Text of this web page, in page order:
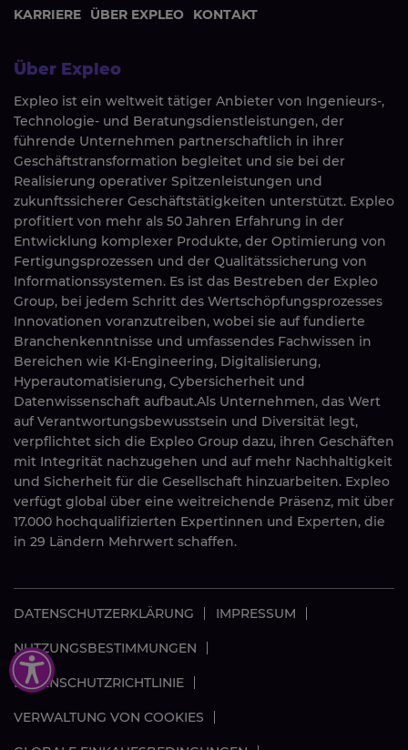
KARRIERE
ÜBER EXPLEO KONTAKT
Über Expleo
Expleo ist ein weltweit tätiger Anbieter von Ingenieurs-,
Technologie- und Beratungsdienstleistungen, der
führende Unternehmen partnerschaftlich in ihrer
Geschäftstransformation begleitet und sie bei der
Realisierung operativer Spitzenleistungen und
zukunftssicherer Geschäftstätigkeiten unterstützt. Expleo
profitiert von mehr als 50 Jahren Erfahrung in der
Entwicklung komplexer Produkte, der Optimierung von
Fertigungsprozessen und der Qualitätssicherung von
Informationssystemen. Es ist das Bestreben der Expleo
Group, bei jedem Schritt des Wertschöpfungsprozesses
Innovationen voranzutreiben, wobei sie auf fundierte
Branchenkenntnisse und umfassendes Fachwissen in
Bereichen wie KI-Engineering, Digitalisierung,
Hyperautomatisierung, Cybersicherheit und
Datenwissenschaft aufbaut.Als Unternehmen, das Wert
auf Verantwortungsbewusstsein und Diversität legt,
verpflichtet sich die Expleo Group dazu, ihren Geschäften
mit Integrität nachzugehen und auf mehr Nachhaltigkeit
und Sicherheit für die Gesellschaft hinzuarbeiten. Expleo
verfügt global über eine weitreichende Präsenz, mit über
17.000 hochqualifizierten Expertinnen und Experten, die
in 29 Ländern Mehrwert schaffen.
DATENSCHUTZERKLÄRUNG IMPRESSUM
NUTZUNGSBESTIMMUNGEN
DATENSCHUTZRICHTLINIE
VERWALTUNG VON COOKIES